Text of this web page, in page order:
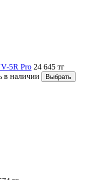
5R Pro 24 645 тг
в наличии